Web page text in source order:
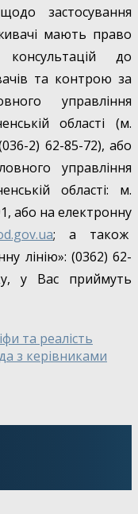
застосування
мають право
до
та контрою за
управління
області (м.
2) 62-85-72), або
управління
області: м.
або на електронну
; а також
лінію»: (0362) 62-
у Вас приймуть
та реалість
з керівниками